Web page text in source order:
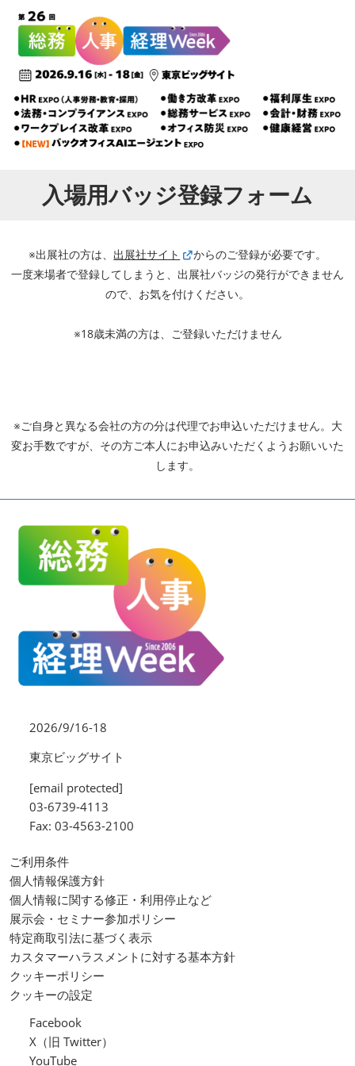
入場用バッジ登録フォーム
※出展社の方は、 出展社サイト
からのご登録が必要です。
一度来場者で登録してしまうと、出展社バッジの発行ができません
ので、お気を付けください。
※18歳未満の方は、ご登録いただけません
※ご自身と異なる会社の方の分は代理でお申込いただけません。大
変お手数ですが、その方ご本人にお申込みいただくようお願いいた
します。
2026/9/16-18
東京ビッグサイト
[email protected]
03-6739-4113
Fax: 03-4563-2100
ご利用条件
個人情報保護方針
個人情報に関する修正・利用停止など
展示会・セミナー参加ポリシー
特定商取引法に基づく表示
カスタマーハラスメントに対する基本方針
クッキーポリシー
クッキーの設定
Facebook
X（旧 Twitter）
YouTube